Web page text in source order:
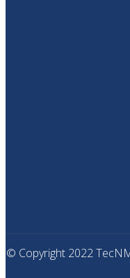
© Copyright 2022